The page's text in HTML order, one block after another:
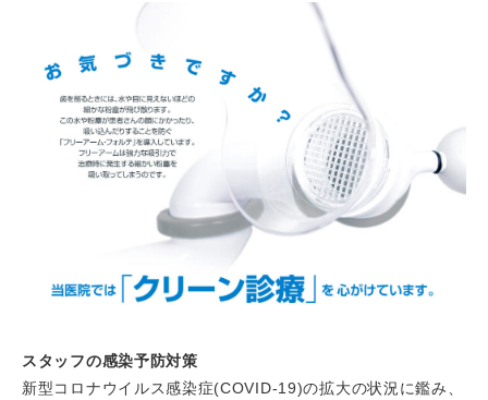
スタッフの感染予防対策
新型コロナウイルス感染症(COVID-19)の拡大の状況に鑑み、